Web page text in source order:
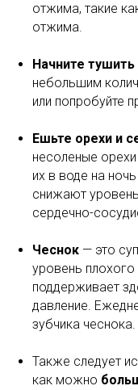
отжима, такие
отжима.
Начните тушить
небольшим
или попробуйте
Ешьте орехи и
несоленые
их в воде на
снижают
сердечно-
Чеснок — это
уровень
поддерживает
давление.
зубчика чеснока.
Также следует
как можно